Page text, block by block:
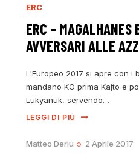
ERC
ERC – MAGALHANES
AVVERSARI ALLE
L'Europeo 2017 si apre con i
mandano KO prima Kajto e
Lukyanuk, servendo…
LEGGI DI PIÙ
Matteo Deriu 2 Aprile 2017